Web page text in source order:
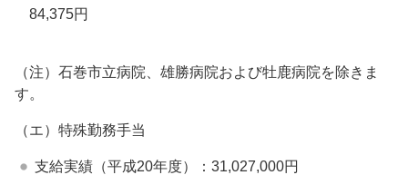
84,375円
（注）石巻市立病院、雄勝病院および牡鹿病院を除きま
す。
（エ）特殊勤務手当
支給実績（平成20年度）：31,027,000円